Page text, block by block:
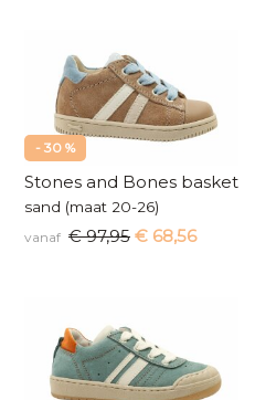
- 30 %
Stones and Bones
sand (maat 20-26)
vanaf € 97,95 € 68,56